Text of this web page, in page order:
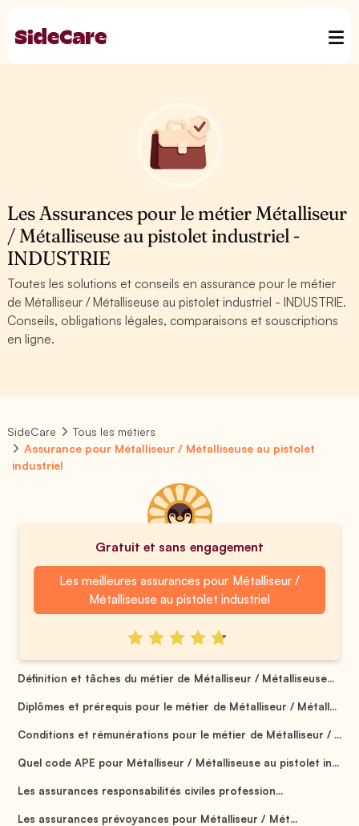
Les Assurances pour le métier Métalliseur
/ Métalliseuse au pistolet industriel -
INDUSTRIE
Toutes les solutions et conseils en assurance pour le métier
de Métalliseur / Métalliseuse au pistolet industriel - INDUSTRIE.
Conseils, obligations légales, comparaisons et souscriptions
en ligne.
SideCare
Tous les métiers
Assurance pour Métalliseur / Métalliseuse au pistolet
industriel
Gratuit et sans engagement
Les meilleures assurances pour Métalliseur /
Métalliseuse au pistolet industriel
Définition et tâches du métier de Métalliseur / Métalliseuse...
Diplômes et prérequis pour le métier de Métalliseur / Métall...
Conditions et rémunérations pour le métier de Métalliseur / ...
Quel code APE pour Métalliseur / Métalliseuse au pistolet in...
Les assurances responsabilités civiles profession...
Les assurances prévoyances pour Métalliseur / Mét...